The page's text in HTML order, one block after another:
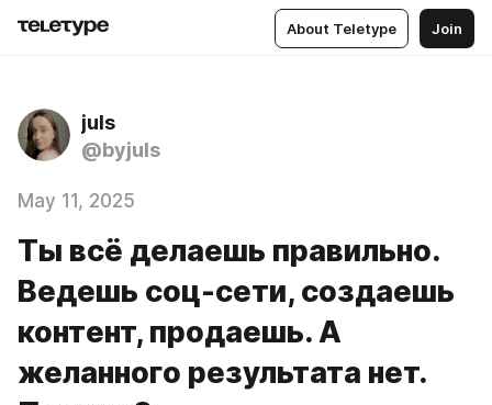
About Teletype Join
juls
@byjuls
May 11, 2025
Ты всё делаешь правильно.
Ведешь соц-сети, создаешь
контент, продаешь. А
желанного результата нет.